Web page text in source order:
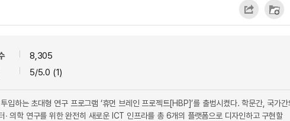
8,305
5/5.0 (1)
하는 초대형 연구 프로그램 ‘휴먼 브레인 프로젝트[HBP]’를 출범시켰다. 학문간, 국가간
의학 연구를 위한 완전히 새로운 ICT 인프라를 총 6개의 플랫폼으로 디자인하고 구현할